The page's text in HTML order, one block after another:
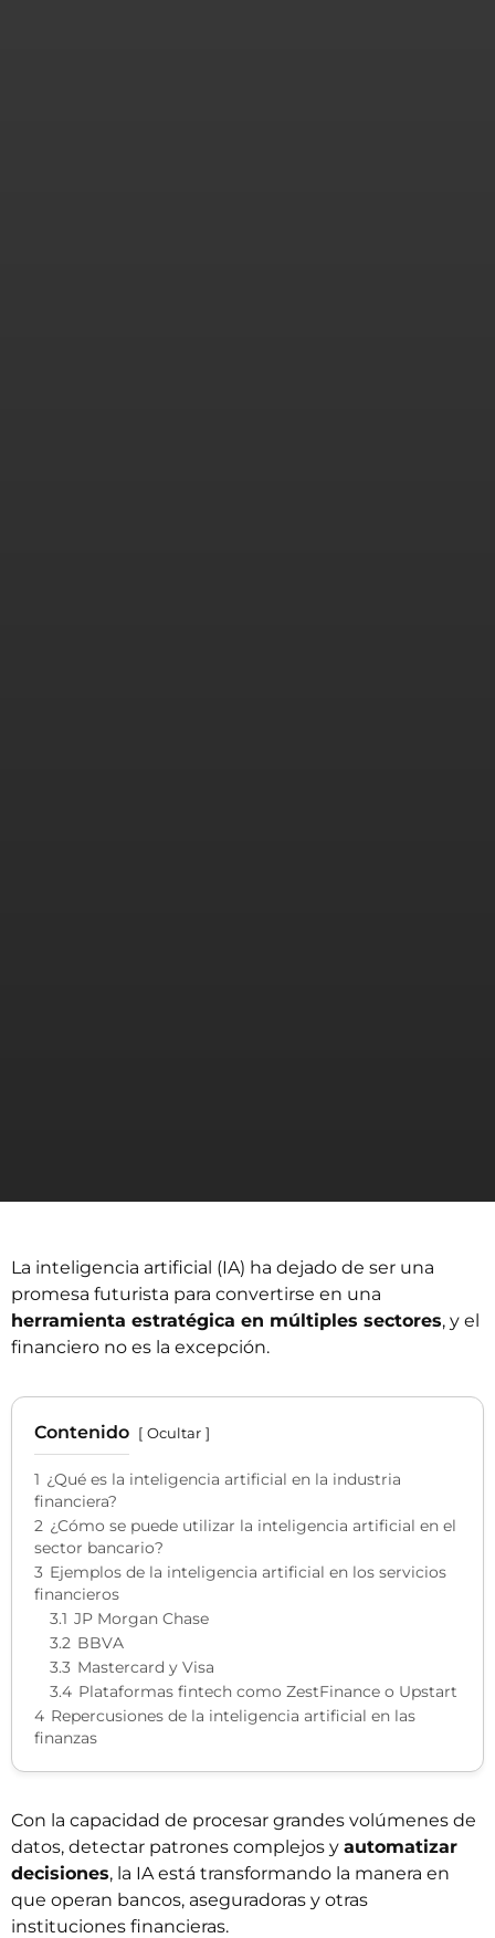
La inteligencia artificial (IA) ha dejado de ser una
promesa futurista para convertirse en una
herramienta estratégica en múltiples sectores, y el
financiero no es la excepción.
Contenido Ocultar
1 ¿Qué es la inteligencia artificial en la industria
financiera?
2 ¿Cómo se puede utilizar la inteligencia artificial en el
sector bancario?
3 Ejemplos de la inteligencia artificial en los servicios
financieros
3.1 JP Morgan Chase
3.2 BBVA
3.3 Mastercard y Visa
3.4 Plataformas fintech como ZestFinance o Upstart
4 Repercusiones de la inteligencia artificial en las
finanzas
Con la capacidad de procesar grandes volúmenes de
datos, detectar patrones complejos y automatizar
decisiones, la IA está transformando la manera en
que operan bancos, aseguradoras y otras
instituciones financieras.